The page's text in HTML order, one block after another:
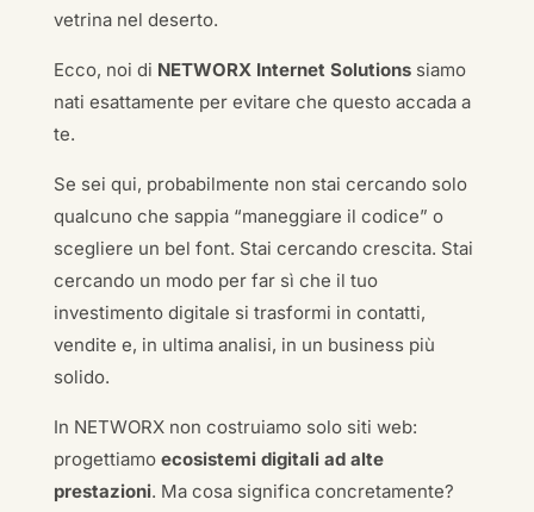
vetrina nel deserto.
Ecco, noi di NETWORX Internet Solutionssiamo
nati esattamente per evitare che questo accada a
te.
Se sei qui, probabilmente non stai cercando solo
qualcuno che sappia “maneggiare il codice” o
scegliere un bel font. Stai cercando crescita. Stai
cercando un modo per far sì che il tuo
investimento digitale si trasformi in contatti,
vendite e, in ultima analisi, in un business più
solido.
In NETWORX non costruiamo solo siti web:
progettiamo ecosistemi digitali ad alte
prestazioni. Ma cosa significa concretamente?